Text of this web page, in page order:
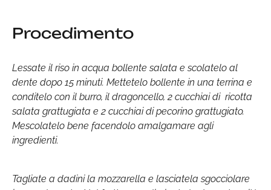
Procedimento
Lessate il riso in acqua bollente salata e scolatelo al
dente dopo 15 minuti. Mettetelo bollente in una terrina e
conditelo con il burro, il dragoncello, 2 cucchiai di ricotta
salata grattugiata e 2 cucchiai di pecorino grattugiato.
Mescolatelo bene facendolo amalgamare agli
ingredienti.
Tagliate a dadini la mozzarella e lasciatela sgocciolare